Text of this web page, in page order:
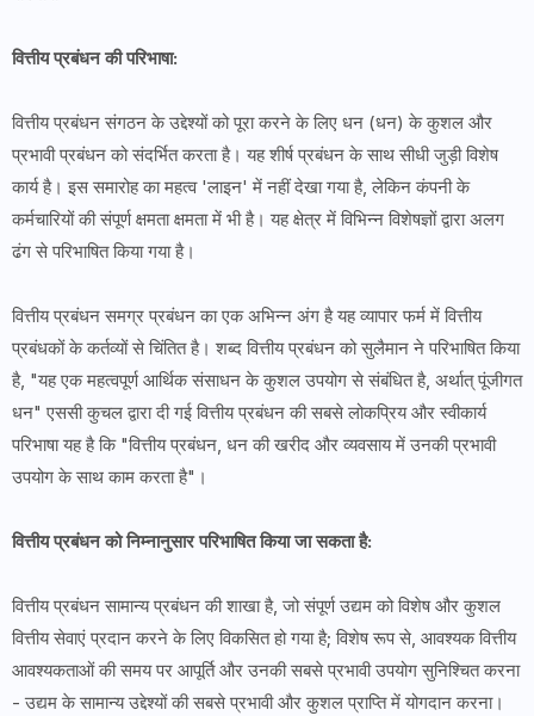
वित्तीय प्रबंधन की परिभाषा:
वित्तीय प्रबंधन संगठन के उद्देश्यों को पूरा करने के लिए धन (धन) के कुशल और
प्रभावी प्रबंधन को संदर्भित करता है। यह शीर्ष प्रबंधन के साथ सीधी जुड़ी विशेष
कार्य है। इस समारोह का महत्व 'लाइन' में नहीं देखा गया है, लेकिन कंपनी के
कर्मचारियों की संपूर्ण क्षमता क्षमता में भी है। यह क्षेत्र में विभिन्न विशेषज्ञों द्वारा अलग
ढंग से परिभाषित किया गया है।
वित्तीय प्रबंधन समग्र प्रबंधन का एक अभिन्न अंग है यह व्यापार फर्म में वित्तीय
प्रबंधकों के कर्तव्यों से चिंतित है। शब्द वित्तीय प्रबंधन को सुलैमान ने परिभाषित किया
है, "यह एक महत्वपूर्ण आर्थिक संसाधन के कुशल उपयोग से संबंधित है, अर्थात् पूंजीगत
धन" एससी कुचल द्वारा दी गई वित्तीय प्रबंधन की सबसे लोकप्रिय और स्वीकार्य
परिभाषा यह है कि "वित्तीय प्रबंधन, धन की खरीद और व्यवसाय में उनकी प्रभावी
उपयोग के साथ काम करता है"।
वित्तीय प्रबंधन को निम्नानुसार परिभाषित किया जा सकता है:
वित्तीय प्रबंधन सामान्य प्रबंधन की शाखा है, जो संपूर्ण उद्यम को विशेष और कुशल
वित्तीय सेवाएं प्रदान करने के लिए विकसित हो गया है; विशेष रूप से, आवश्यक वित्तीय
आवश्यकताओं की समय पर आपूर्ति और उनकी सबसे प्रभावी उपयोग सुनिश्चित करना
- उद्यम के सामान्य उद्देश्यों की सबसे प्रभावी और कुशल प्राप्ति में योगदान करना।